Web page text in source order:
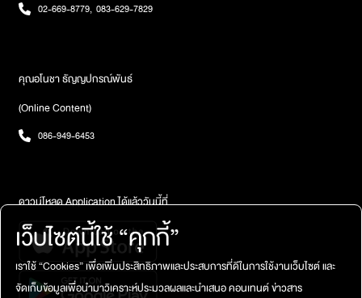
02-669-8779, 083-629-7829
คุณอโนชา ธัญญปกรณ์พันธ์
(Online Content)
086-949-6453
ดาวน์โหลด Application ได้แล้ววันนี้ที่
เว็บไซต์นี้ใช้ “คุกกี้”
เราใช้ “Cookies” เพื่อเพิ่มประสิทธิภาพและประสบการที่ดีในการใช้งานเว็บไซต์ และ
จัดเก็บข้อมูลเพื่อนำมาวิเคราะห์ประมวลผลและนำเสนอ คอนเทนต์ ข่าวสาร